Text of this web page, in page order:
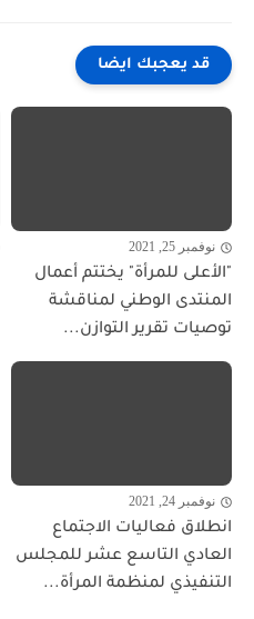
قد يعجبك ايضا
نوفمبر 25, 2021
"الأعلى للمرأة" يختتم أعمال
المنتدى الوطني لمناقشة
توصيات تقرير التوازن...
نوفمبر 24, 2021
انطلاق فعاليات الاجتماع
العادي التاسع عشر للمجلس
التنفيذي لمنظمة المرأة...